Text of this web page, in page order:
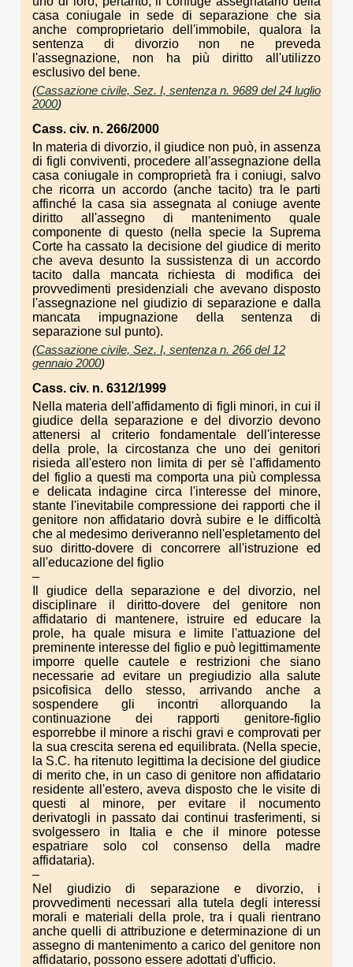
casa coniugale in sede di separazione che sia
anche comproprietario dell'immobile, qualora la
sentenza di divorzio non ne preveda
l'assegnazione, non ha più diritto all'utilizzo
esclusivo del bene.
(Cassazione civile, Sez. I, sentenza n. 9689 del 24 luglio
2000)
Cass. civ. n. 266/2000
In materia di divorzio, il giudice non può, in assenza
di figli conviventi, procedere all'assegnazione della
casa coniugale in comproprietà fra i coniugi, salvo
che ricorra un accordo (anche tacito) tra le parti
affinché la casa sia assegnata al coniuge avente
diritto all'assegno di mantenimento quale
componente di questo (nella specie la Suprema
Corte ha cassato la decisione del giudice di merito
che aveva desunto la sussistenza di un accordo
tacito dalla mancata richiesta di modifica dei
provvedimenti presidenziali che avevano disposto
l'assegnazione nel giudizio di separazione e dalla
mancata impugnazione della sentenza di
separazione sul punto).
(Cassazione civile, Sez. I, sentenza n. 266 del 12
gennaio 2000)
Cass. civ. n. 6312/1999
Nella materia dell'affidamento di figli minori, in cui il
giudice della separazione e del divorzio devono
attenersi al criterio fondamentale dell'interesse
della prole, la circostanza che uno dei genitori
risieda all'estero non limita di per sè l'affidamento
del figlio a questi ma comporta una più complessa
e delicata indagine circa l'interesse del minore,
stante l'inevitabile compressione dei rapporti che il
genitore non affidatario dovrà subire e le difficoltà
che al medesimo deriveranno nell'espletamento del
suo diritto-dovere di concorrere all'istruzione ed
all'educazione del figlio
–
Il giudice della separazione e del divorzio, nel
disciplinare il diritto-dovere del genitore non
affidatario di mantenere, istruire ed educare la
prole, ha quale misura e limite l'attuazione del
preminente interesse del figlio e può legittimamente
imporre quelle cautele e restrizioni che siano
necessarie ad evitare un pregiudizio alla salute
psicofisica dello stesso, arrivando anche a
sospendere gli incontri allorquando la
continuazione dei rapporti genitore-figlio
esporrebbe il minore a rischi gravi e comprovati per
la sua crescita serena ed equilibrata. (Nella specie,
la S.C. ha ritenuto legittima la decisione del giudice
di merito che, in un caso di genitore non affidatario
residente all'estero, aveva disposto che le visite di
questi al minore, per evitare il nocumento
derivatogli in passato dai continui trasferimenti, si
svolgessero in Italia e che il minore potesse
espatriare solo col consenso della madre
affidataria).
–
Nel giudizio di separazione e divorzio, i
provvedimenti necessari alla tutela degli interessi
morali e materiali della prole, tra i quali rientrano
anche quelli di attribuzione e determinazione di un
assegno di mantenimento a carico del genitore non
affidatario, possono essere adottati d'ufficio.